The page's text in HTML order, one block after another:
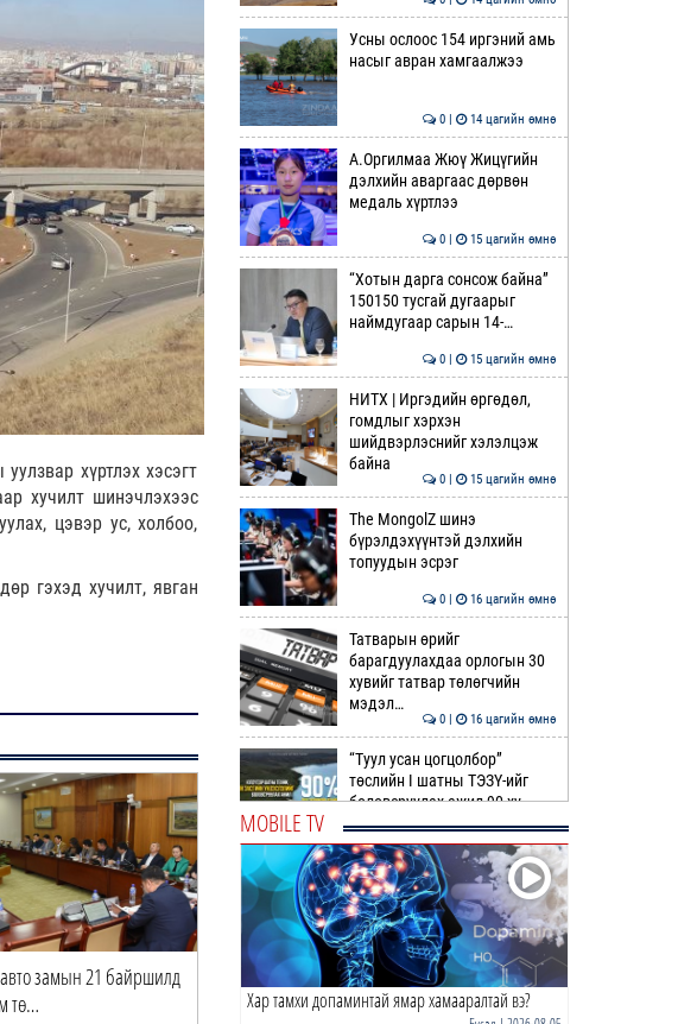
хүртлэх хэсэгт
хучилт шинэчлэхээс
цэвэр ус, холбоо,
гэхэд хучилт, явган
замын 21 байршилд
тө…
Авто зам ашигласны төлбөрийн
нэмэгдлийг ЦУЦАЛ…
Замын төлбөрийг тав
нэмэгдүүлсэн
Усны ослоос 154 иргэний амь
насыг авран хамгаалжээ
0 | 14 цагийн өмнө
А.Оргилмаа Жюү Жицүгийн
дэлхийн аваргаас дөрвөн
медаль хүртлээ
0 | 15 цагийн өмнө
“Хотын дарга сонсож байна”
150150 тусгай дугаарыг
наймдугаар сарын 14-…
0 | 15 цагийн өмнө
НИТХ | Иргэдийн өргөдөл,
гомдлыг хэрхэн
шийдвэрлэснийг хэлэлцэж
байна
0 | 15 цагийн өмнө
The MongolZ шинэ
бүрэлдэхүүнтэй дэлхийн
топуудын эсрэг
0 | 16 цагийн өмнө
Татварын өрийг
барагдуулахдаа орлогын 30
хувийг татвар төлөгчийн
мэдэл…
0 | 16 цагийн өмнө
“Туул усан цогцолбор”
төслийн I шатны ТЭЗҮ-ийг
боловсруулах ажил 90 ху…
Нийслэлийн иргэдийн
Төлөөлөгчдийн Хурлын
Ээлжит VIII хуралдаан
эхэллээ
0 | 17 цагийн өмнө
ТОО | Гадаад валютын нөөц
MOBILE TV
Хар тамхи допаминтай ямар хамааралтай вэ?